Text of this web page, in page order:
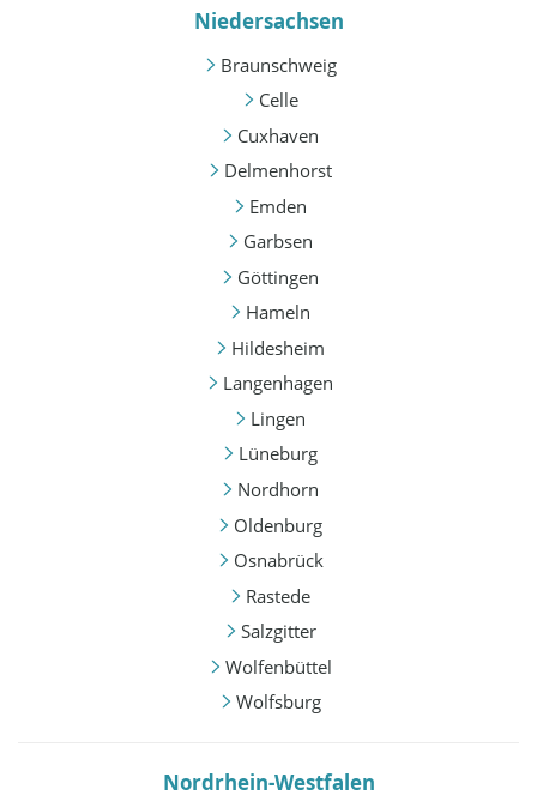
Niedersachsen
Braunschweig
Celle
Cuxhaven
Delmenhorst
Emden
Garbsen
Göttingen
Hameln
Hildesheim
Langenhagen
Lingen
Lüneburg
Nordhorn
Oldenburg
Osnabrück
Rastede
Salzgitter
Wolfenbüttel
Wolfsburg
Nordrhein-Westfalen